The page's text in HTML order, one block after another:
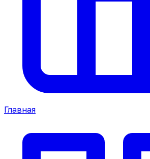
Главная